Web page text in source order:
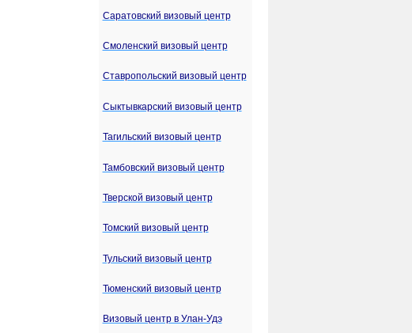
Саратовский визовый центр
Смоленский визовый центр
Ставропольский визовый центр
Сыктывкарский визовый центр
Тагильский визовый центр
Тамбовский визовый центр
Тверской визовый центр
Томский визовый центр
Тульский визовый центр
Тюменский визовый центр
Визовый центр в Улан-Удэ